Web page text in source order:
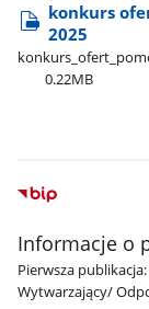
konkurs
2025
0.22MB
Informacje o
Pierwsza publikacja:
Wytwarzający/